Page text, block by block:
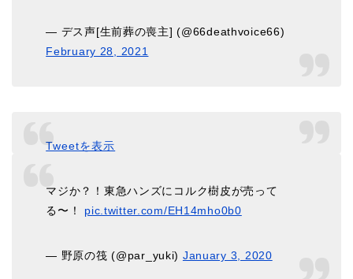
— デス声[生前葬の喪主] (@66deathvoice66)
February 28, 2021
Tweetを表示
マジか？！東急ハンズにコルク樹皮が売って
る〜！ pic.twitter.com/EH14mho0b0
— 野原の筏 (@par_yuki) January 3, 2020